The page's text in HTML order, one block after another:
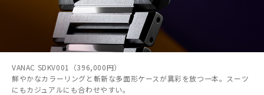
VANAC SDKV001（396,000円）
鮮やかなカラーリングと斬新な多面形ケースが異彩を放つ一本。スーツ
にもカジュアルにも合わせやすい。